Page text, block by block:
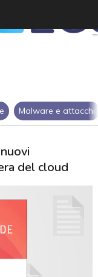
Malware e attacchi
del cloud